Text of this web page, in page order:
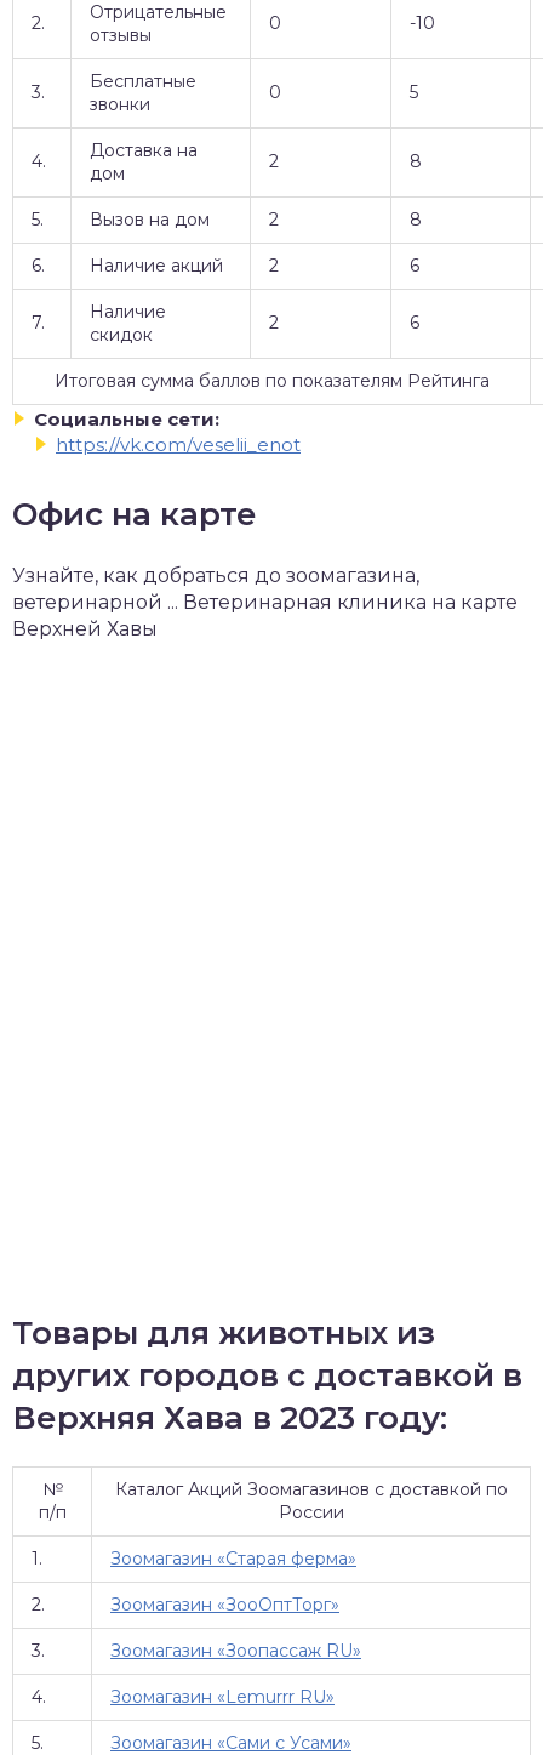
2.
Отрицательные
отзывы
0 -10
3.
Бесплатные
звонки
0 5
4.
Доставка на
дом
2 8
5. Вызов на дом 2 8
6. Наличие акций 2 6
7.
Наличие
скидок
2 6
Итоговая сумма баллов по показателям Рейтинга
Социальные сети:
https://vk.com/veselii_enot
Офис на карте
Узнайте, как добраться до зоомагазина,
ветеринарной ... Ветеринарная клиника на карте
Верхней Хавы
Товары для животных из
других городов с доставкой в
Верхняя Хава в 2023 году:
№
п/п
Каталог Акций Зоомагазинов с доставкой по
России
1. Зоомагазин «Старая ферма»
2. Зоомагазин «ЗооОптТорг»
3. Зоомагазин «Зоопассаж RU»
4. Зоомагазин «Lemurrr RU»
5. Зоомагазин «Сами с Усами»